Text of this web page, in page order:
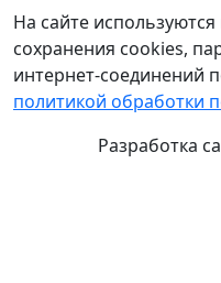
На сайте
сохранения cookies,
интернет-соединений
политикой обработки
Разработка